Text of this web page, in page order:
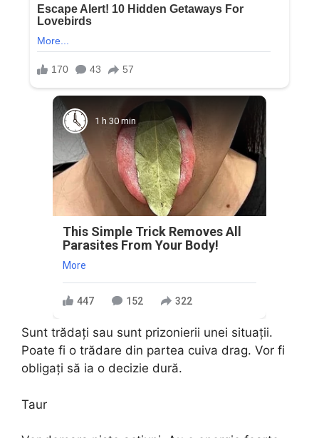
1 h 30 min
This Simple Trick Removes All
Parasites From Your Body!
More
447 152 322
Sunt trădaţi sau sunt prizonierii unei situaţii.
Poate fi o trădare din partea cuiva drag. Vor fi
obligaţi să ia o decizie dură.
Taur